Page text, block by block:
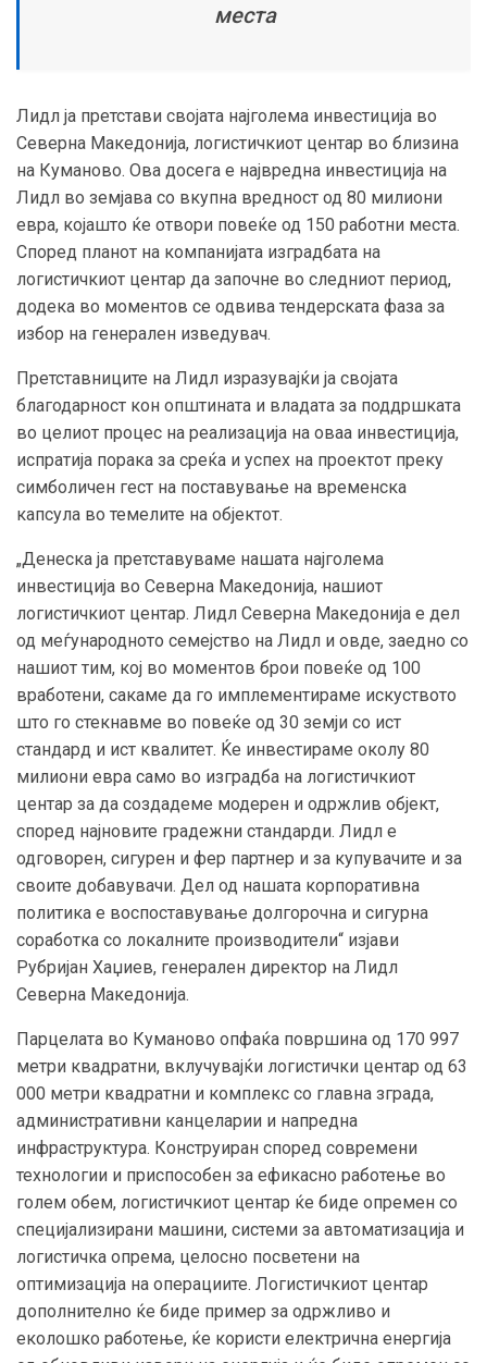
места
Лидл ја претстави својата најголема инвестиција во
Северна Македонија, логистичкиот центар во близина
на Куманово. Ова досега е највредна инвестиција на
Лидл во земјава со вкупна вредност од 80 милиони
евра, којашто ќе отвори повеќе од 150 работни места.
Според планот на компанијата изградбата на
логистичкиот центар да започне во следниот период,
додека во моментов се одвива тендерската фаза за
избор на генерален изведувач.
Претставниците на Лидл изразувајќи ја својата
благодарност кон општината и владата за поддршката
во целиот процес на реализација на оваа инвестиција,
испратија порака за среќа и успех на проектот преку
симболичен гест на поставување на временска
капсула во темелите на објектот.
„Денеска ја претставуваме нашата најголема
инвестиција во Северна Македонија, нашиот
логистичкиот центар. Лидл Северна Македонија е дел
од меѓународното семејство на Лидл и овде, заедно со
нашиот тим, кој во моментов брои повеќе од 100
вработени, сакаме да го имплементираме искуството
што го стекнавме во повеќе од 30 земји со ист
стандард и ист квалитет. Ќе инвестираме околу 80
милиони евра само во изградба на логистичкиот
центар за да создадеме модерен и одржлив објект,
според најновите градежни стандарди. Лидл е
одговорен, сигурен и фер партнер и за купувачите и за
своите добавувачи. Дел од нашата корпоративна
политика е воспоставување долгорочна и сигурна
соработка со локалните производители“ изјави
Рубријан Хаџиев, генерален директор на Лидл
Северна Македонија.
Парцелата во Куманово опфаќа површина од 170 997
метри квадратни, вклучувајќи логистички центар од 63
000 метри квадратни и комплекс со главна зграда,
административни канцеларии и напредна
инфраструктура. Конструиран според современи
технологии и приспособен за ефикасно работење во
голем обем, логистичкиот центар ќе биде опремен со
специјализирани машини, системи за автоматизација и
логистичка опрема, целосно посветени на
оптимизација на операциите. Логистичкиот центар
дополнително ќе биде пример за одржливо и
еколошко работење, ќе користи електрична енергија